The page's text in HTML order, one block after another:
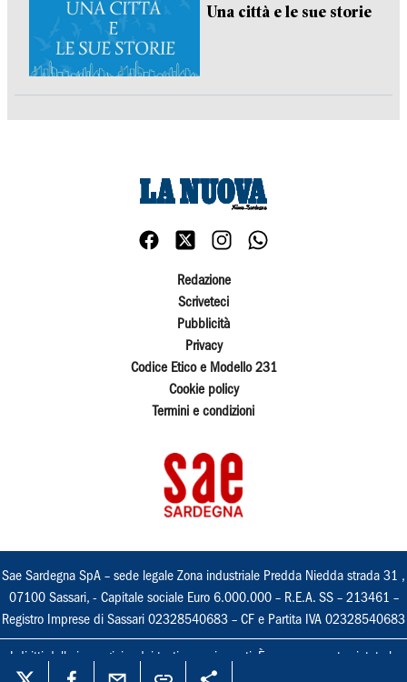
Una città e le sue storie
Redazione
Scriveteci
Pubblicità
Privacy
Codice Etico e Modello 231
Cookie policy
Termini e condizioni
Sae Sardegna SpA – sede legale Zona industriale Predda Niedda strada 31 ,
07100 Sassari, - Capitale sociale Euro 6.000.000 – R.E.A. SS – 213461 –
Registro Imprese di Sassari 02328540683 – CF e Partita IVA 02328540683
I diritti delle immagini e dei testi sono riservati. È espressamente vietata la
loro riproduzione con qualsiasi mezzo e l'adattamento totale o parziale.